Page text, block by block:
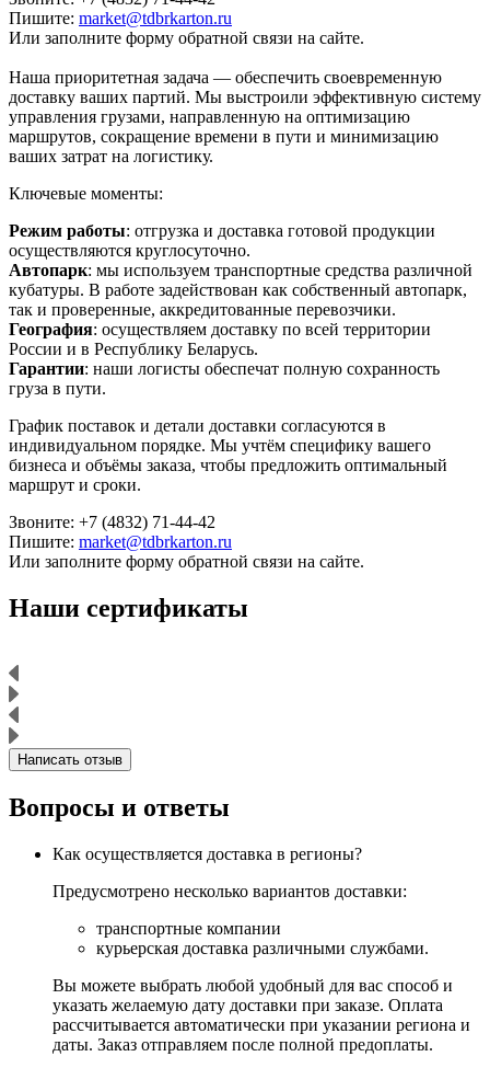
Пишите: market@tdbrkarton.ru
Или заполните форму обратной связи на сайте.
Наша приоритетная задача — обеспечить своевременную
доставку ваших партий. Мы выстроили эффективную систему
управления грузами, направленную на оптимизацию
маршрутов, сокращение времени в пути и минимизацию
ваших затрат на логистику.
Ключевые моменты:
Режим работы: отгрузка и доставка готовой продукции
осуществляются круглосуточно.
Автопарк: мы используем транспортные средства различной
кубатуры. В работе задействован как собственный автопарк,
так и проверенные, аккредитованные перевозчики.
География: осуществляем доставку по всей территории
России и в Республику Беларусь.
Гарантии: наши логисты обеспечат полную сохранность
груза в пути.
График поставок и детали доставки согласуются в
индивидуальном порядке. Мы учтём специфику вашего
бизнеса и объёмы заказа, чтобы предложить оптимальный
маршрут и сроки.
Звоните: +7 (4832) 71-44-42
Пишите: market@tdbrkarton.ru
Или заполните форму обратной связи на сайте.
Наши сертификаты
Написать отзыв
Вопросы и ответы
Как осуществляется доставка в регионы?
Предусмотрено несколько вариантов доставки:
транспортные компании
курьерская доставка различными службами.
Вы можете выбрать любой удобный для вас способ и
указать желаемую дату доставки при заказе. Оплата
рассчитывается автоматически при указании региона и
даты. Заказ отправляем после полной предоплаты.